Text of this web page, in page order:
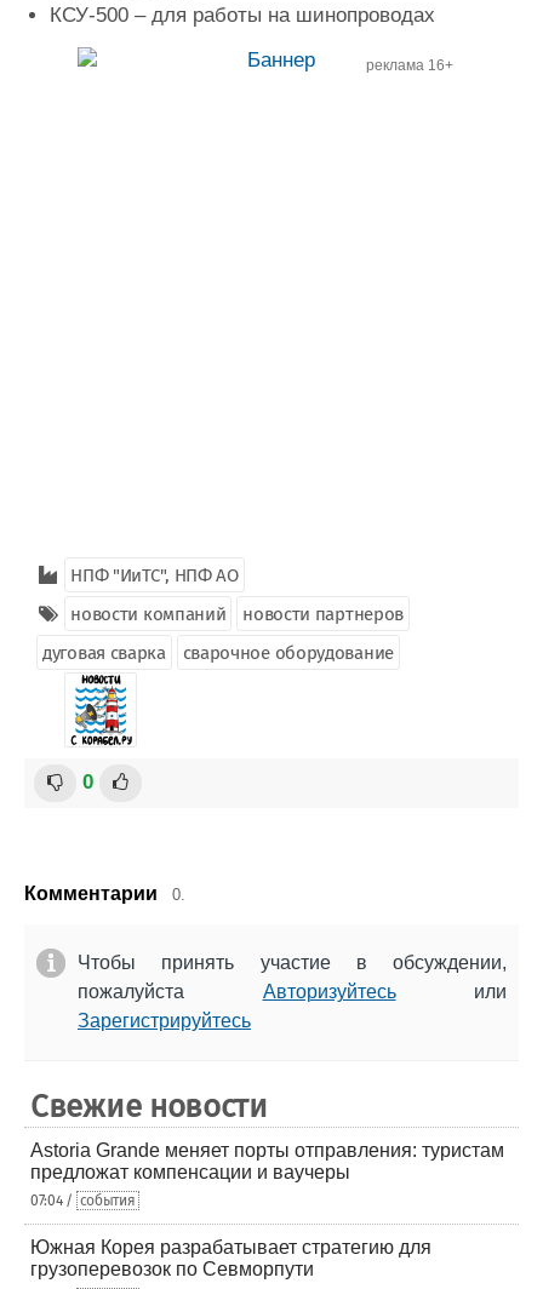
Конференции
Флот
КСУ-500 – для работы на шинопроводах
реклама 16+
НПФ "ИиТС", НПФ АО
новости компаний
новости партнеров
дуговая сварка
сварочное оборудование
0
Комментарии 0.
Чтобы принять участие в обсуждении,
пожалуйста Авторизуйтесьили
Зарегистрируйтесь
Свежие новости
Astoria Grande меняет порты отправления: туристам
предложат компенсации и ваучеры
07:04 / события
Южная Корея разрабатывает стратегию для
грузоперевозок по Севморпути